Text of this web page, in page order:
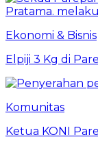
Ekonomi & Bisnis
Elpiji 3 Kg di
Komunitas
Ketua KONI